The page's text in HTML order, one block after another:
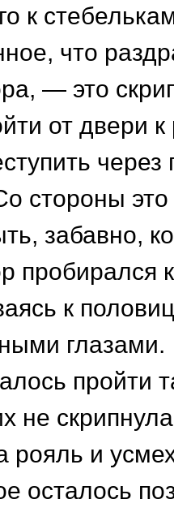
к
что
— это
от двери
через
стороны
забавно,
пробирался
к
глазами.
пройти
не
рояль и
осталось